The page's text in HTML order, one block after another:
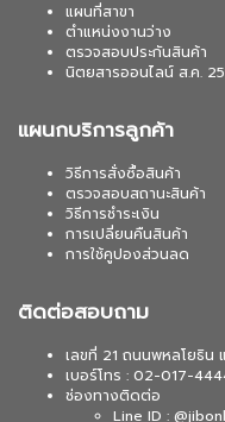
แผนที่สาขา
ตำแหน่งงานว่าง
ตรวจสอบประกันสินค้า
นิตยสารออนไลน์ ส.ค.
แผนกบริการลูกค้า
วิธีการสั่งซื้อสินค้า
ตรวจสอบสถานะสินค้า
วิธีการชำระเงิน
การเปลี่ยนคืนสินค้า
การใช้คูปองส่วนลด
ติดต่อสอบถาม
เลขที่ 21 ถนนพหลโยธิน
เบอร์โทร : 02-017-
ช่องทางติดต่อ
Line ID :